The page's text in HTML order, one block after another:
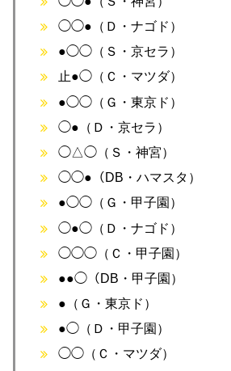
◯◯●（Ｄ・ナゴド）
●◯◯（Ｓ・京セラ）
止●◯（Ｃ・マツダ）
●◯◯（Ｇ・東京ド）
◯●（Ｄ・京セラ）
◯△◯（Ｓ・神宮）
◯◯●（DB・ハマスタ）
●◯◯（Ｇ・甲子園）
◯●◯（Ｄ・ナゴド）
◯◯◯（Ｃ・甲子園）
●●◯（DB・甲子園）
●（Ｇ・東京ド）
●◯（Ｄ・甲子園）
◯◯（Ｃ・マツダ）